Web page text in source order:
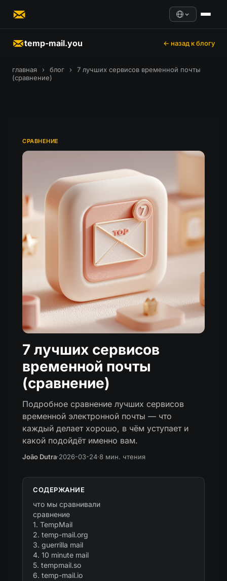
temp-mail.you ← назад к блогу
главная › блог ›
7 лучших сервисов временной почты
(сравнение)
СРАВНЕНИЕ
7 лучших сервисов
временной почты
(сравнение)
Подробное сравнение лучших сервисов
временной электронной почты — что
каждый делает хорошо, в чём уступает и
какой подойдёт именно вам.
João Dutra·2026-03-24·8 мин. чтения
СОДЕРЖАНИЕ
что мы сравнивали
сравнение
1. TempMail
2. temp-mail.org
3. guerrilla mail
4. 10 minute mail
5. tempmail.so
6. temp-mail.io